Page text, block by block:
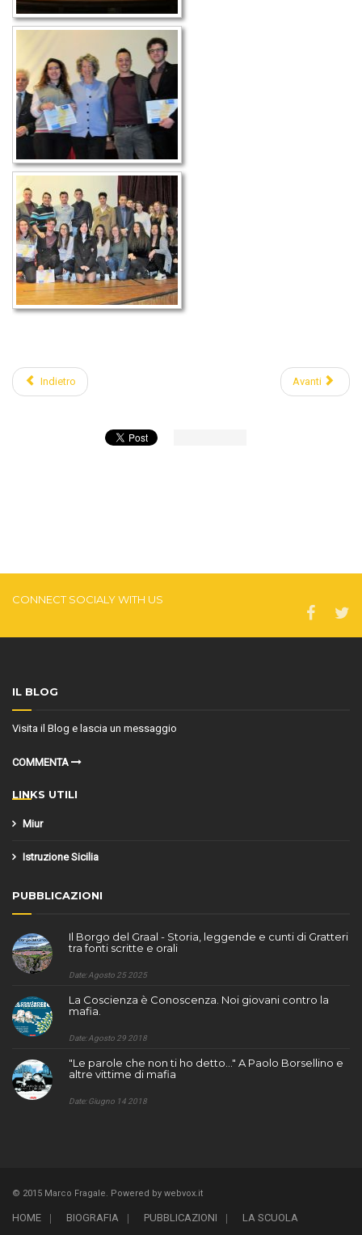
Indietro Avanti
CONNECT SOCIALY WITH US
IL BLOG
Visita il Blog e lascia un messaggio
COMMENTA
LINKS UTILI
Miur
Istruzione Sicilia
PUBBLICAZIONI
Il Borgo del Graal - Storia, leggende e cunti di Gratteri
tra fonti scritte e orali
Date: Agosto 25 2025
La Coscienza è Conoscenza. Noi giovani contro la
mafia.
Date: Agosto 29 2018
"Le parole che non ti ho detto..." A Paolo Borsellino e
altre vittime di mafia
Date: Giugno 14 2018
© 2015 Marco Fragale. Powered by webvox.it
HOME BIOGRAFIA PUBBLICAZIONI LA SCUOLA